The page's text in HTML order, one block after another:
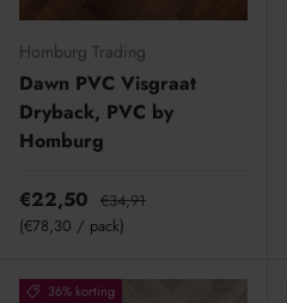
Homburg Trading
Dawn PVC Visgraat
Dryback, PVC by
Homburg
€22,50 €34,91
Eenheid prijs
€78,30 / pack
36% korting